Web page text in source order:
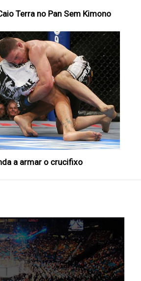
Terra no Pan Sem Kimono
a armar o crucifixo